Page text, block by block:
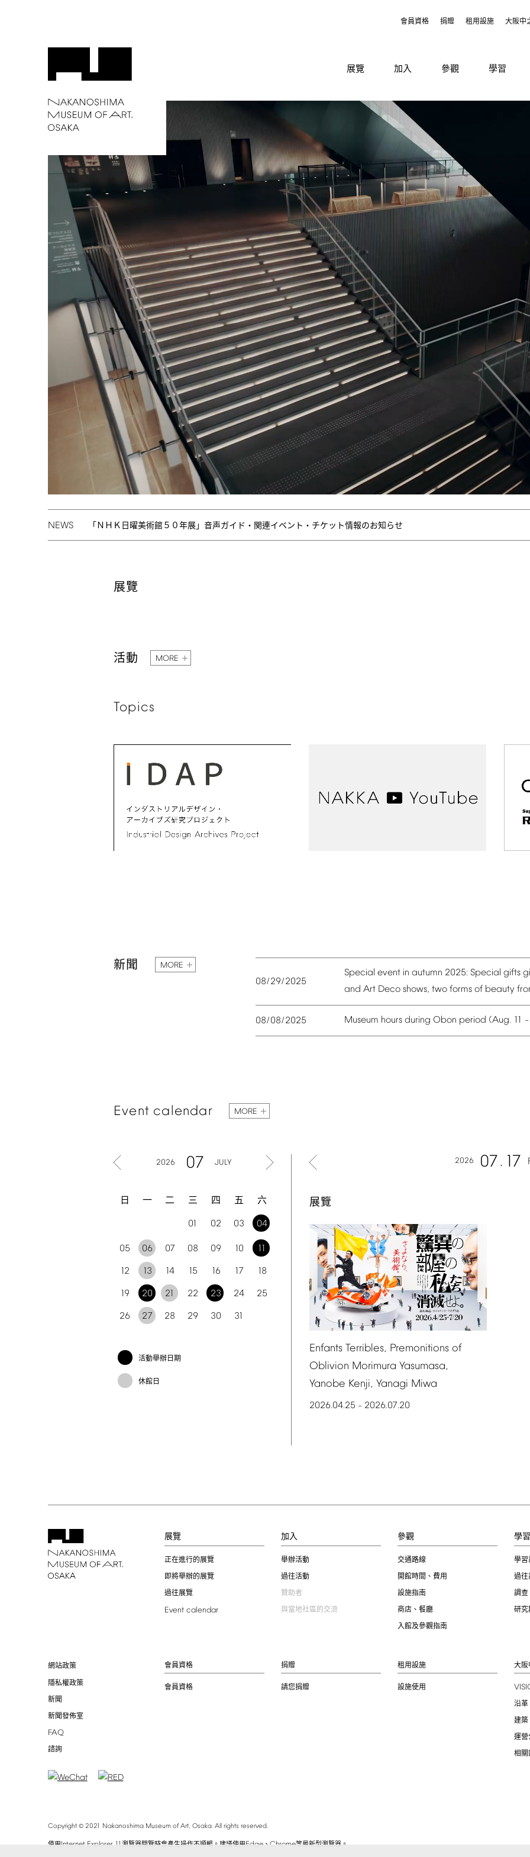
會員資格 捐贈 租用設施 大阪中
展覽 加入 參觀 學習
NEWS 「ＮＨＫ日曜美術館５０年展」音声ガイド・関連イベント・チケット情報のお知らせ
展覽
活動 MORE
Topics
新聞 MORE
08/29/2025
Special event in autumn 2025: Special gifts
and Art Deco shows, two forms of beauty
08/08/2025 Museum hours during Obon period (Aug. 11
Event calendar MORE
2026 07 JULY
日 一 二 三 四 五 六
01 02 03 04
05 06 07 08 09 10 11
12 13 14 15 16 17 18
19 20 21 22 23 24 25
26 27 28 29 30 31
活動舉辦日期
休館日
2026 07 17
展覽
Enfants Terribles, Premonitions of
Oblivion Morimura Yasumasa,
Yanobe Kenji, Yanagi Miwa
2026.04.25 – 2026.07.20
展覽
正在進行的展覽
即將舉辦的展覽
過往展覽
Event calendar
加入
舉辦活動
過往活動
贊助者
與當地社區的交流
參觀
交通路線
開館時間、費用
設施指南
商店、餐廳
入館及參觀指南
學習
學習
過往
調查
研究
網站政策
隱私權政策
新聞
新聞發佈室
FAQ
諮詢
會員資格
會員資格
捐贈
請您捐贈
租用設施
設施使用
大阪
沿革
建築
運營
相關
Copyright© 2021 Nakanoshima Museum of Art, Osaka. All rights reserved.
使用Internet Explorer 11 瀏覽器閱覽時會產生操作不順暢。建議使用Edge、 Chrome等最新型瀏覽器。